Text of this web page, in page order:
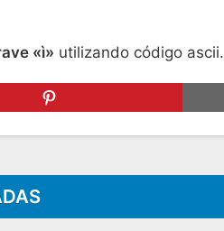
«ì» utilizando código ascii.